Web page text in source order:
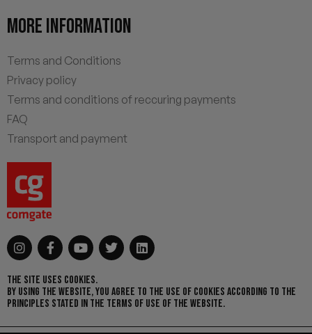
MORE INFORMATION
Terms and Conditions
Privacy policy
Terms and conditions of reccuring payments
FAQ
Transport and payment
THE SITE USES COOKIES.
BY USING THE WEBSITE, YOU AGREE TO THE USE OF COOKIES ACCORDING TO THE
PRINCIPLES STATED IN THE TERMS OF USE OF THE WEBSITE.